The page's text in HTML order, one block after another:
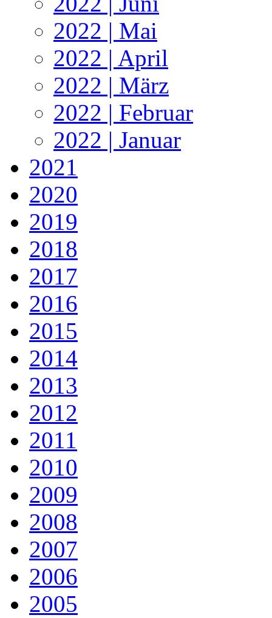
2022 | Mai
2022 | April
2022 | März
2022 | Februar
2022 | Januar
2021
2020
2019
2018
2017
2016
2015
2014
2013
2012
2011
2010
2009
2008
2007
2006
2005